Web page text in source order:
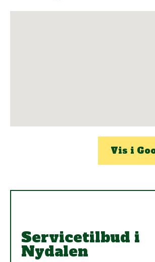
Vis i
Servicetilbud i
Nydalen